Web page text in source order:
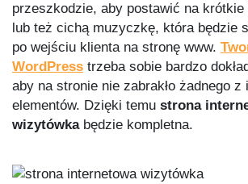
przeszkodzie, aby postawić na
lub też cichą muzyczkę, która będzie
po wejściu klienta na stronę www.
WordPress trzeba sobie bardzo
aby na stronie nie zabrakło żadnego z
elementów. Dzięki temu strona
wizytówkabędzie kompletna.